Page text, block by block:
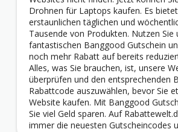
Drohnen für Laptops kaufen. Es
erstaunlichen täglichen und
Tausende von Produkten. Nutzen Sie
fantastischen Banggood Gutschein
noch mehr Rabatt auf bereits
Alles, was Sie brauchen, ist, unsere
überprüfen und den entsprechenden
Rabattcode auszuwählen, bevor Sie
Website kaufen. Mit Banggood
Sie viel Geld sparen. Auf
immer die neuesten Gutscheincodes